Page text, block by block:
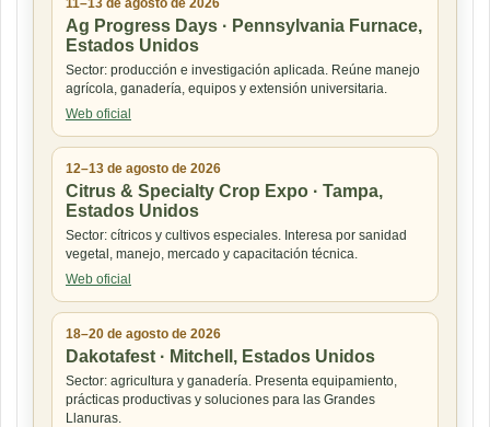
Ag Progress Days · Pennsylvania Furnace,
Estados Unidos
Sector: producción e investigación aplicada. Reúne manejo
agrícola, ganadería, equipos y extensión universitaria.
Web oficial
12–13 de agosto de 2026
Citrus & Specialty Crop Expo · Tampa,
Estados Unidos
Sector: cítricos y cultivos especiales. Interesa por sanidad
vegetal, manejo, mercado y capacitación técnica.
Web oficial
18–20 de agosto de 2026
Dakotafest · Mitchell, Estados Unidos
Sector: agricultura y ganadería. Presenta equipamiento,
prácticas productivas y soluciones para las Grandes
Llanuras.